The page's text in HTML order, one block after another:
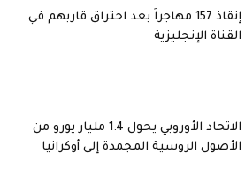
إنقاذ 157 مهاجراً بعد احتراق قاربهم في
القناة الإنجليزية
الاتحاد الأوروبي يحول 1.4 مليار يورو من
الأصول الروسية المجمدة إلى أوكرانيا